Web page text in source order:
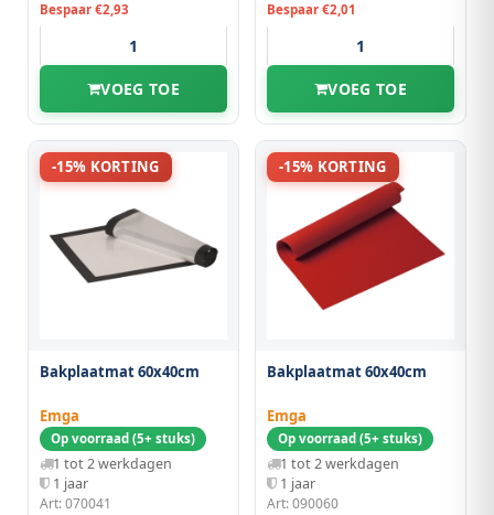
Bespaar €2,93
VOEG TOE
Bespaar €2,01
VOEG TOE
-15% KORTING
Bakplaatmat 60x40cm
Emga
Op voorraad (5+ stuks)
1 tot 2 werkdagen
1 jaar
Art: 070041
-15% KORTING
Bakplaatmat 60x40cm
Emga
Op voorraad (5+ stuks)
1 tot 2 werkdagen
1 jaar
Art: 090060